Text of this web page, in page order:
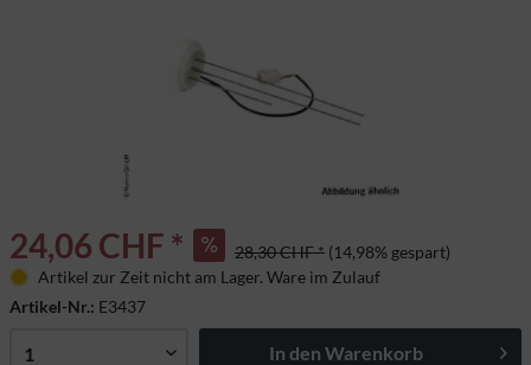
24,06 CHF * 28,30 CHF * (14,98% gespart)
Artikel zur Zeit nicht am Lager. Ware im Zulauf
Artikel-Nr.: E3437
In den Warenkorb